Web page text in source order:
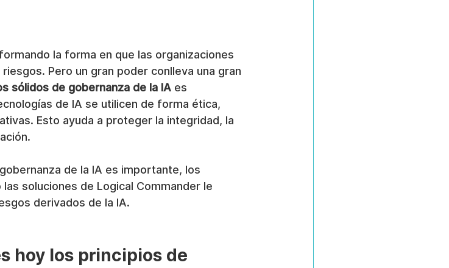
la forma en que las organizaciones
Pero un gran poder conlleva una gran
sólidos de gobernanza de la IA es
de IA se utilicen de forma ética,
Esto ayuda a proteger la integridad, la
de la IA es importante, los
soluciones de Logical Commander le
derivados de la IA.
hoy los principios de